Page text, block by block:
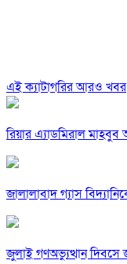
এই ক্যাটাগরির আরও খবর
রিয়ার এ্যাডমিরাল
জালালাবাদ গ্যাস
জুলাই গণঅভ্যুত্থান দিবসে